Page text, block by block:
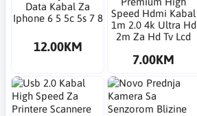
Data Kabal Za
Iphone 6 5 5c 5s 7 8
12.00KM
Speed Hdmi Kabal
1m 2.0 4k Ultra Hd
2m Za Hd Tv Lcd
7.00KM